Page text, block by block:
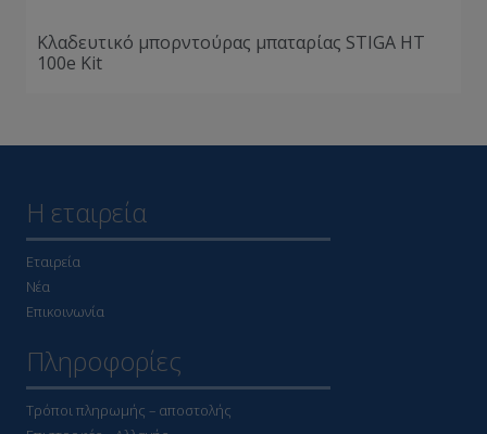
Κλαδευτικό μπορντούρας μπαταρίας STIGA HT
100e Kit
Η εταιρεία
Εταιρεία
Νέα
Επικοινωνία
Πληροφορίες
Τρόποι πληρωμής – αποστολής